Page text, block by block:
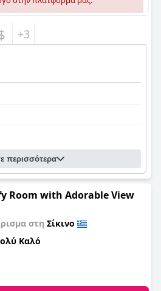
+3
περισσότερα
Room with Adorable View
στη Σίκινο
Καλό